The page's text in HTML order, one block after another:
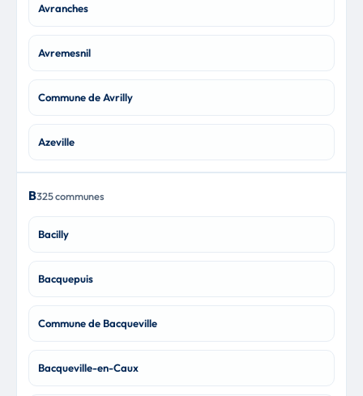
Avranches
Avremesnil
Commune de Avrilly
Azeville
B325 communes
Bacilly
Bacquepuis
Commune de Bacqueville
Bacqueville-en-Caux